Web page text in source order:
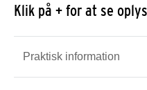
Klik på + for at se
Praktisk information